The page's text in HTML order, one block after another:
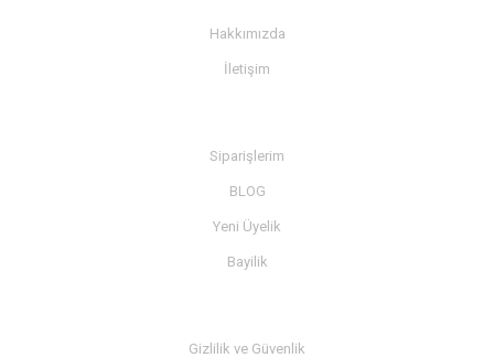
Hakkımızda
İletişim
Siparişlerim
BLOG
Yeni Üyelik
Bayilik
Gizlilik ve Güvenlik